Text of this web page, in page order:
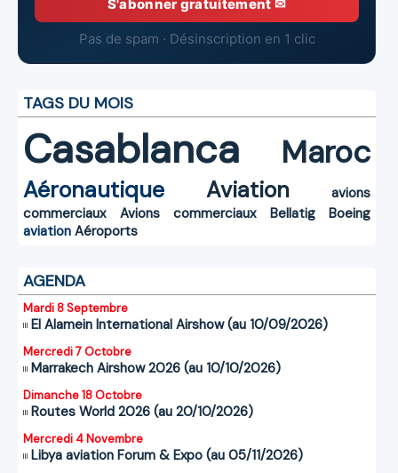
S'abonner gratuitement ✉
Pas de spam · Désinscription en 1 clic
TAGS DU MOIS
Casablanca Maroc
Aéronautique Aviation
avions
commerciaux
Avions commerciaux Bellatig
Boeing
aviation Aéroports
AGENDA
Mardi 8 Septembre
El Alamein International Airshow (au 10/09/2026)
Mercredi 7 Octobre
Marrakech Airshow 2026 (au 10/10/2026)
Dimanche 18 Octobre
Routes World 2026 (au 20/10/2026)
Mercredi 4 Novembre
Libya aviation Forum & Expo (au 05/11/2026)